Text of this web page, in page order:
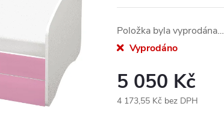
Položka byla vyprodána…
Vyprodáno
5 050 Kč
4 173,55 Kč bez DPH